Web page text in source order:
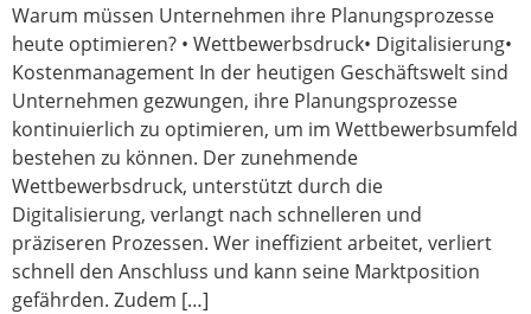
Warum müssen Unternehmen ihre Planungsprozesse
heute optimieren? • Wettbewerbsdruck• Digitalisierung•
Kostenmanagement In der heutigen Geschäftswelt sind
Unternehmen gezwungen, ihre Planungsprozesse
kontinuierlich zu optimieren, um im Wettbewerbsumfeld
bestehen zu können. Der zunehmende
Wettbewerbsdruck, unterstützt durch die
Digitalisierung, verlangt nach schnelleren und
präziseren Prozessen. Wer ineffizient arbeitet, verliert
schnell den Anschluss und kann seine Marktposition
gefährden. Zudem […]